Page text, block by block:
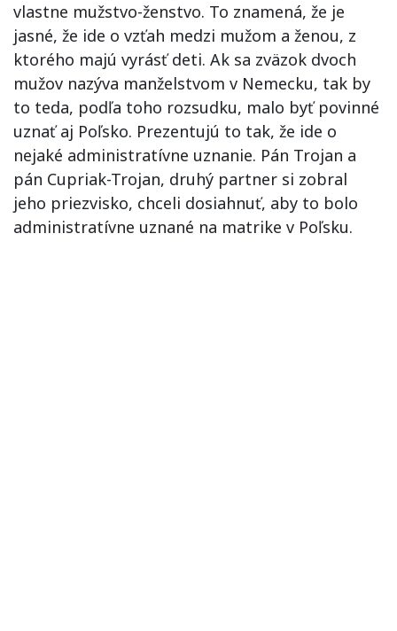
vlastne mužstvo-ženstvo. To znamená, že je
jasné, že ide o vzťah medzi mužom a ženou, z
ktorého majú vyrásť deti. Ak sa zväzok dvoch
mužov nazýva manželstvom v Nemecku, tak by
to teda, podľa toho rozsudku, malo byť povinné
uznať aj Poľsko. Prezentujú to tak, že ide o
nejaké administratívne uznanie. Pán Trojan a
pán Cupriak-Trojan, druhý partner si zobral
jeho priezvisko, chceli dosiahnuť, aby to bolo
administratívne uznané na matrike v Poľsku.